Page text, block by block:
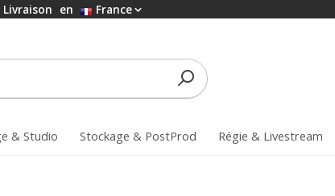
Livraison en France
& Studio Stockage & PostProd Régie & Livestream